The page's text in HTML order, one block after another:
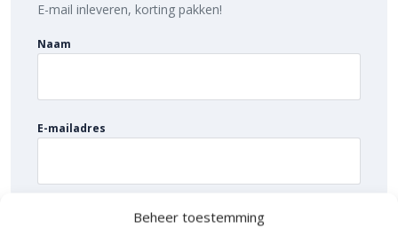
Beheer toestemming
hiermee onkruidgroei tegen. Maak het geheel af door af te
sluiten met
verschuiven van de tegels.
Sierbestratingsmarkt.com: snelle levering
voor de beste prijs
project. Ontdek de hoogwaardige kwaliteit, voordelige prijs en
E-mail inleveren, korting pakken!
Naam
E-mailadres